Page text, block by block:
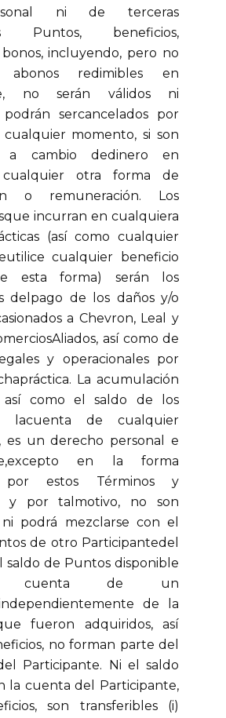
ni de terceras
Puntos, beneficios,
incluyendo, pero no
abonos redimibles en
no serán válidos ni
sercancelados por
momento, si son
a cambio dedinero en
otra forma de
o remuneración. Los
incurran en cualquiera
(así como cualquier
cualquier beneficio
esta forma) serán los
delpago de los daños y/o
a Chevron, Leal y
así como de
y operacionales por
La acumulación
así como el saldo de los
lacuenta de cualquier
es un derecho personal e
en la forma
por estos Términos y
y por talmotivo, no son
ni podrá mezclarse con el
de otro Participantedel
saldo de Puntos disponible
de un
de la
fueron adquiridos, así
no forman parte del
Participante. Ni el saldo
la cuenta del Participante,
son transferibles (i)